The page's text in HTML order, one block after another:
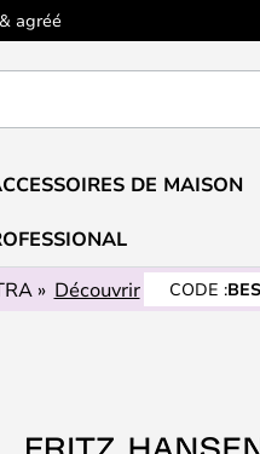
agréé
DE MAISON
» Découvrir CODE :